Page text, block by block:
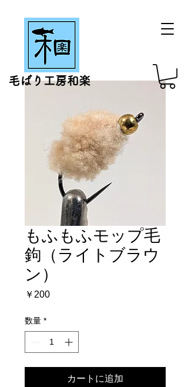
毛ばり工房和楽
もふもふモップ毛
鉤（ライトブラウ
ン）
￥200価
数量 *
カートに追加